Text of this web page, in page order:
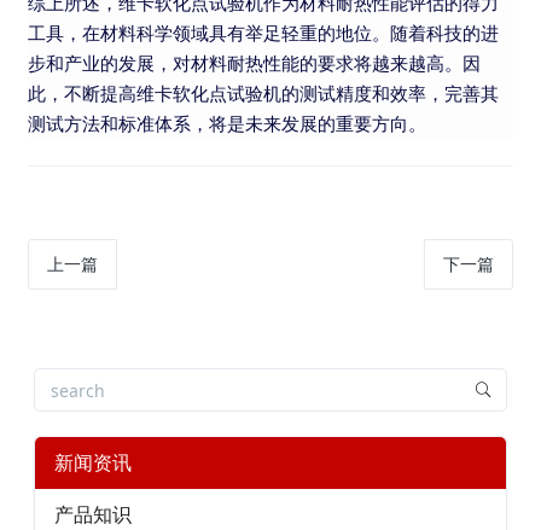
工具，在材料科学领域具有举足轻重的地位。随着科技的进
步和产业的发展，对材料耐热性能的要求将越来越高。因
此，不断提高维卡软化点试验机的测试精度和效率，完善其
测试方法和标准体系，将是未来发展的重要方向。
上一篇 下一篇
新闻资讯
产品知识